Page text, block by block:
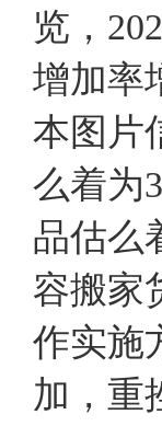
览，
增加率
本图片
么着为
品估么
容搬家
作实施
加，重